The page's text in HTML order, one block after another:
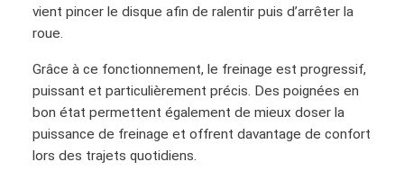
vient pincer le disque afin de ralentir puis d’arrêter la
roue.
Grâce à ce fonctionnement, le freinage est progressif,
puissant et particulièrement précis. Des poignées en
bon état permettent également de mieux doser la
puissance de freinage et offrent davantage de confort
lors des trajets quotidiens.